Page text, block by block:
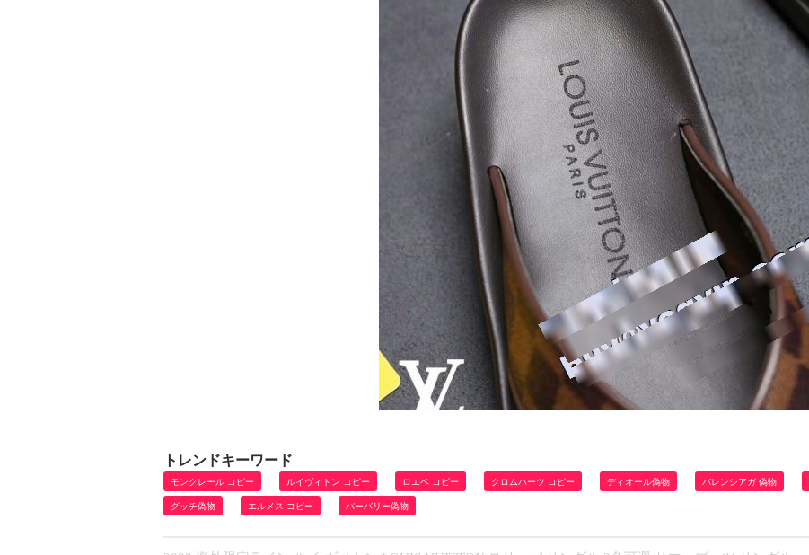
トレンドキーワード
モンクレール コピー ルイヴィトン コピー ロエベ コピー クロムハーツ コピー ディオール偽物 バレンシアガ 偽物
グッチ偽物 エルメス コピー バーバリー偽物